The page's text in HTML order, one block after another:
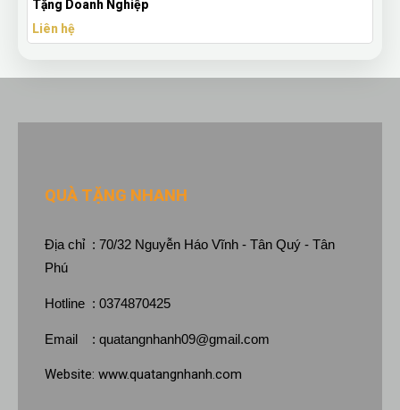
QUÀ TẶNG NHANH
Địa chỉ : 70/32 Nguyễn Háo Vĩnh - Tân Quý - Tân
Phú
Hotline : 0374870425
Email : quatangnhanh09@gmail.com
Website: www.quatangnhanh.com